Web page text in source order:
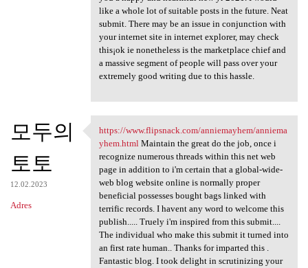
like a whole lot of suitable posts in the future. Neat
submit. There may be an issue in conjunction with
your internet site in internet explorer, may check
this¡ok ie nonetheless is the marketplace chief and
a massive segment of people will pass over your
extremely good writing due to this hassle.
모두의
토토
12.02.2023
Adres
https://www.flipsnack.com
https://www.flipsnack.com/anniemayhem/anniema
yhem.htmlMaintain the great do the job, once i
recognize numerous threads within this net web
page in addition to i'm certain that a global-wide-
web blog website online is normally proper
beneficial possesses bought bags linked with
terrific records. I havent any word to welcome this
publish..... Truely i'm inspired from this submit....
The individual who make this submit it turned into
an first rate human.. Thanks for imparted this .
Fantastic blog. I took delight in scrutinizing your